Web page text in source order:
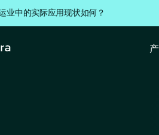
业中的实际应用现状如何？